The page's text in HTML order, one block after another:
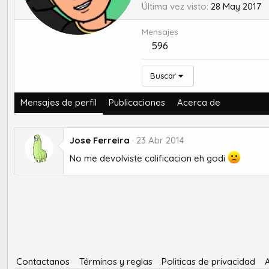
Última vez visto 28 May 2017
Mensajes
596
Buscar
Mensajes de perfil Publicaciones Acerca de
Jose Ferreira
23 Abr 2014
No me devolviste calificacion eh godi
Contactanos Términos y reglas Politicas de privacidad